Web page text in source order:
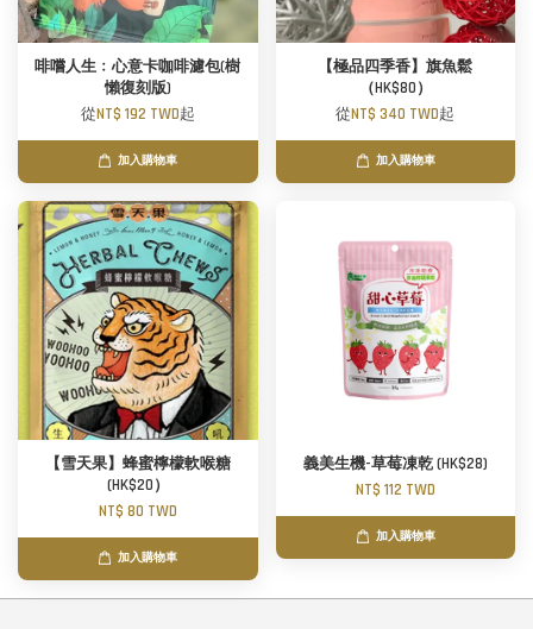
啡嚐人生﹕心意卡咖啡濾包(樹
懶復刻版)
從NT$ 192 TWD起
加入購物車
【極品四季香】旗魚鬆
（HK$80）
從NT$ 340 TWD起
加入購物車
【雪天果】蜂蜜檸檬軟喉糖
(HK$20）
NT$ 80 TWD
加入購物車
義美生機-草莓凍乾 (HK$28)
NT$ 112 TWD
加入購物車